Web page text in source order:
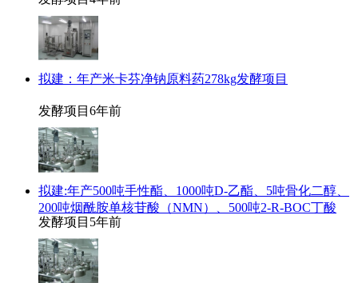
拟建：年产米卡芬净钠原料药278kg发酵项目
发酵项目 6年前
拟建:年产500吨手性酯、1000吨D-乙酯、5吨骨化二醇、
200吨烟酰胺单核苷酸（NMN）、500吨2-R-BOC丁酸
发酵项目 5年前